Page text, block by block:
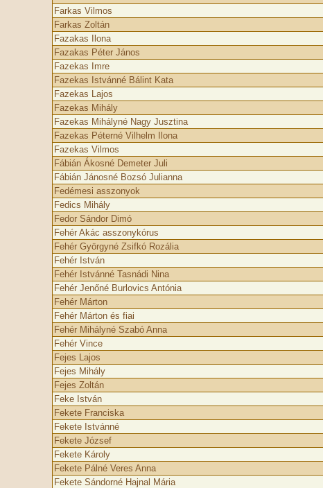
Farkas Vilmos
Farkas Zoltán
Fazakas Ilona
Fazakas Péter János
Fazekas Imre
Fazekas Istvánné Bálint Kata
Fazekas Lajos
Fazekas Mihály
Fazekas Mihályné Nagy Jusztina
Fazekas Péterné Vilhelm Ilona
Fazekas Vilmos
Fábián Ákosné Demeter Juli
Fábián Jánosné Bozsó Julianna
Fedémesi asszonyok
Fedics Mihály
Fedor Sándor Dimó
Fehér Akác asszonykórus
Fehér Györgyné Zsifkó Rozália
Fehér István
Fehér Istvánné Tasnádi Nina
Fehér Jenőné Burlovics Antónia
Fehér Márton
Fehér Márton és fiai
Fehér Mihályné Szabó Anna
Fehér Vince
Fejes Lajos
Fejes Mihály
Fejes Zoltán
Feke István
Fekete Franciska
Fekete Istvánné
Fekete József
Fekete Károly
Fekete Pálné Veres Anna
Fekete Sándorné Hajnal Mária